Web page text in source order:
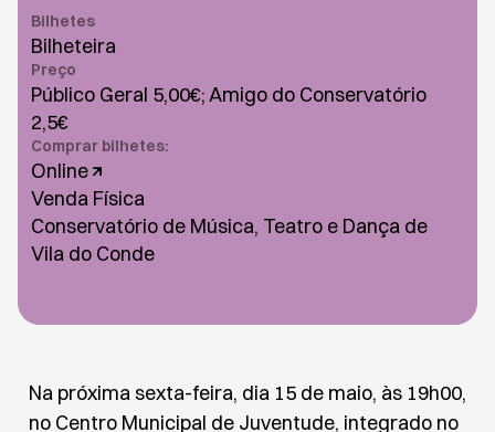
Bilhetes
Bilheteira
Preço
Público Geral 5,00€; Amigo do Conservatório
2,5€
Comprar bilhetes:
Online
Venda Física
Conservatório de Música, Teatro e Dança de
Vila do Conde
Na próxima sexta-feira, dia 15 de maio, às 19h00,
no Centro Municipal de Juventude, integrado no